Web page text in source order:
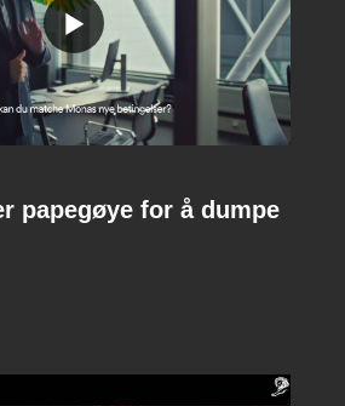
papegøye for å dumpe